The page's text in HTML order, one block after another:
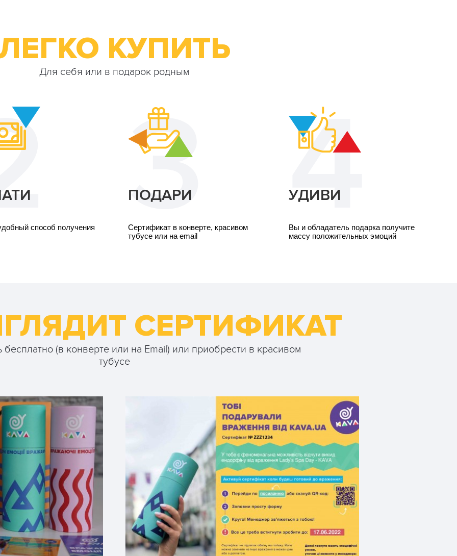
КУПИТЬ
Для себя или в подарок родным
способ получения
ПОДАРИ
Сертификат в конверте, красивом
тубусе или на email
УДИВИ
Вы и обладатель подарка получите
массу положительных эмоций
СЕРТИФИКАТ
(в конверте или на Email) или приобрести в красивом
тубусе